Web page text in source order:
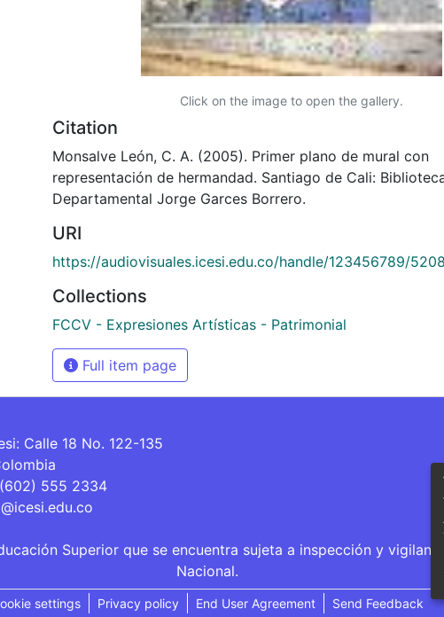
Click on the image to open the gallery.
Citation
Monsalve León, C. A. (2005). Primer plano de mural con
representación de hermandad. Santiago de Cali:
Departamental Jorge Garces Borrero.
URI
https://audiovisuales.icesi.edu.co/handle/123456789/
Collections
FCCV - Expresiones Artísticas - Patrimonial
Full item page
Calle 18 No. 122-135
555 2334
Superior que se encuentra sujeta a inspección y
Nacional.
settings Privacy policy End User Agreement Send Feedback